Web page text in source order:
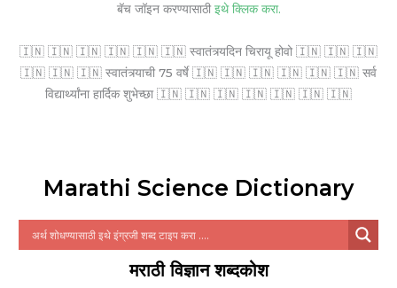
बॅच जॉइन करण्यासाठी इथे क्लिक करा.
🇮🇳 🇮🇳 🇮🇳 🇮🇳 🇮🇳 🇮🇳 स्वातंत्र्यदिन चिरायू होवो 🇮🇳 🇮🇳 🇮🇳
🇮🇳 🇮🇳 🇮🇳 स्वातंत्र्याची 75 वर्षे 🇮🇳 🇮🇳 🇮🇳 🇮🇳 🇮🇳 🇮🇳 सर्व
विद्यार्थ्यांना हार्दिक शुभेच्छा 🇮🇳 🇮🇳 🇮🇳 🇮🇳 🇮🇳 🇮🇳 🇮🇳
Marathi Science Dictionary
मराठी विज्ञान शब्दकोश